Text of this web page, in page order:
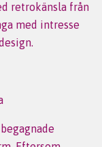
retrokänsla från
med intresse